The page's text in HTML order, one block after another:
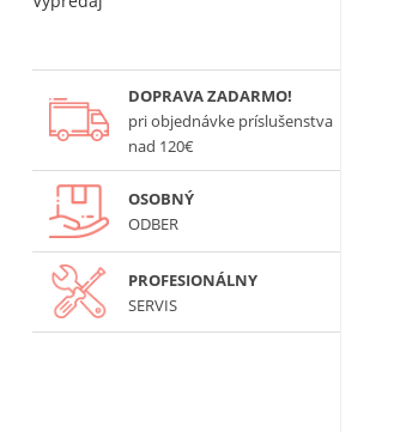
DOPRAVA ZADARMO!
pri objednávke príslušenstva
nad 120€
OSOBNÝ
ODBER
PROFESIONÁLNY
SERVIS